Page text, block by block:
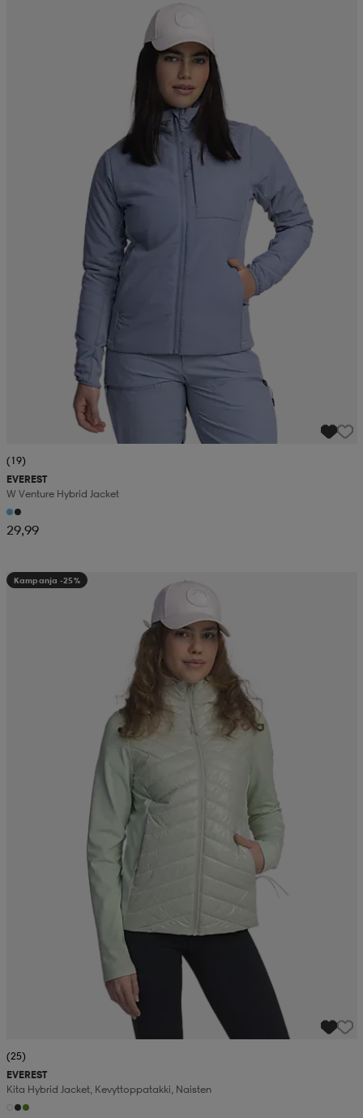
(19)
EVEREST
W Venture Hybrid Jacket
29,99
Kampanja -25%
(25)
EVEREST
Kita Hybrid Jacket, Kevyttoppatakki, Naisten